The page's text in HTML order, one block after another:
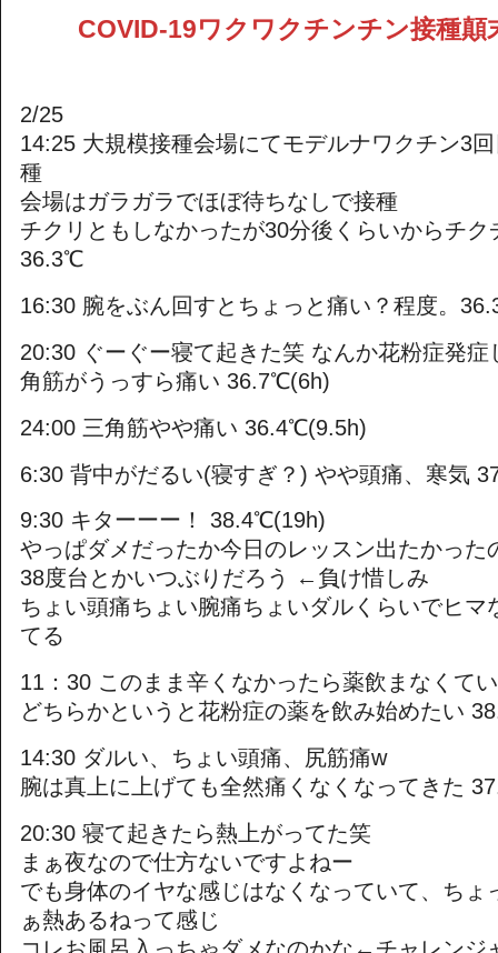
COVID-19ワクワクチンチン接種顛
2/25
14:25 大規模接種会場にてモデルナワクチン3
種
会場はガラガラでほぼ待ちなしで接種
チクリともしなかったが30分後くらいからチク
36.3℃
16:30 腕をぶん回すとちょっと痛い？程度。
20:30 ぐーぐー寝て起きた笑 なんか花粉症発症
角筋がうっすら痛い 36.7℃(6h)
24:00 三角筋やや痛い 36.4℃(9.5h)
6:30 背中がだるい(寝すぎ？) やや頭痛、寒気
9:30 キターーー！ 38.4℃(19h)
やっぱダメだったか今日のレッスン出たかっ
38度台とかいつぶりだろう ←負け惜しみ
ちょい頭痛ちょい腕痛ちょいダルくらいでヒマ
てる
11：30 このまま辛くなかったら薬飲まなくて
どちらかというと花粉症の薬を飲み始めたい
14:30 ダルい、ちょい頭痛、尻筋痛w
腕は真上に上げても全然痛くなくなってきた
20:30 寝て起きたら熱上がってた笑
まぁ夜なので仕方ないですよねー
でも身体のイヤな感じはなくなっていて、ちょ
ぁ熱あるねって感じ